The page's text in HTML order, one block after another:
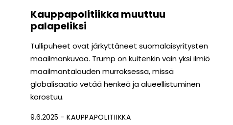
Kauppapolitiikka muuttuu
palapeliksi
Tullipuheet ovat järkyttäneet suomalaisyritysten
maailmankuvaa. Trump on kuitenkin vain yksi ilmiö
maailmantalouden murroksessa, missä
globalisaatio vetää henkeä ja alueellistuminen
korostuu.
9.6.2025 KAUPPAPOLITIIKKA